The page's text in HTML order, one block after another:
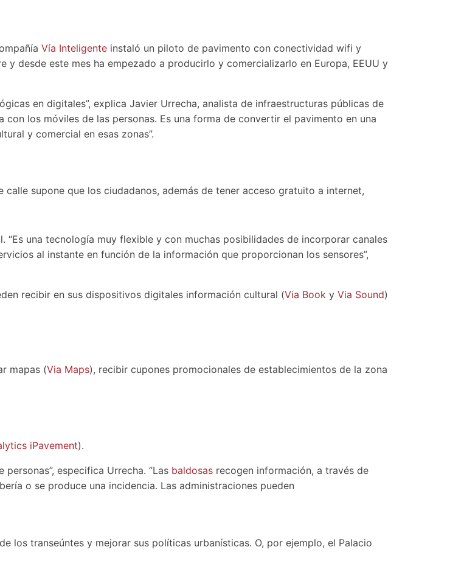
Vía Inteligenteinstaló un piloto de pavimento con conectividad wifi y
desde este mes ha empezado a producirlo y comercializarlo en Europa, EEUU y
en digitales”, explica Javier Urrecha, analista de infraestructuras públicas de
los móviles de las personas. Es una forma de convertir el pavimento en una
y comercial en esas zonas”.
calle supone que los ciudadanos, además de tener acceso gratuito a internet,
una tecnología muy flexible y con muchas posibilidades de incorporar canales
al instante en función de la información que proporcionan los sensores”,
recibir en sus dispositivos digitales información cultural (Via Booky Via Sound)
mapas (Via Maps), recibir cupones promocionales de establecimientos de la zona
iPavement).
especifica Urrecha. ”Las baldosasrecogen información, a través de
o se produce una incidencia. Las administraciones pueden
los transeúntes y mejorar sus políticas urbanísticas. O, por ejemplo, el Palacio